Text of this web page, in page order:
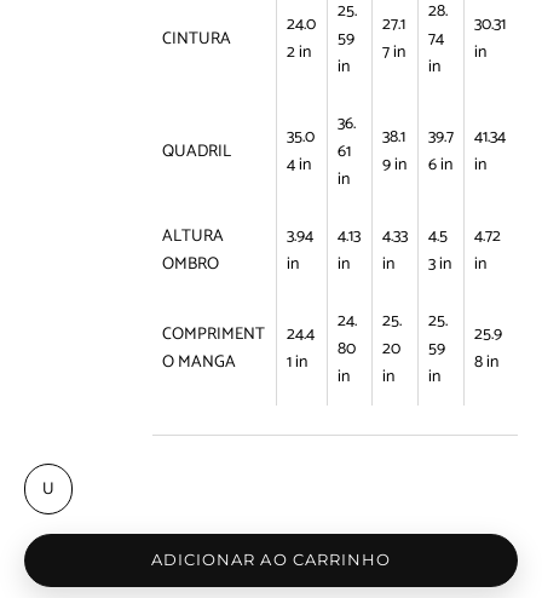
CINTURA
24.0
2 in
25.
59
in
27.1
7 in
28.
74
in
30.31
in
QUADRIL
35.0
4 in
36.
61
in
38.1
9 in
39.7
6 in
41.34
in
ALTURA
OMBRO
3.94
in
4.13
in
4.33
in
4.5
3 in
4.72
in
COMPRIMENT
O MANGA
24.4
1 in
24.
80
in
25.
20
in
25.
59
in
25.9
8 in
U
ADICIONAR AO CARRINHO